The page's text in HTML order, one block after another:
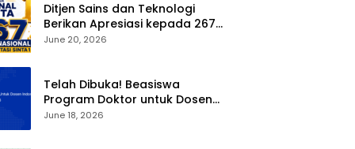
Ditjen Sains dan Teknologi
Berikan Apresiasi kepada 267
Jurnal Nasional Terakreditasi
June 20, 2026
Telah Dibuka! Beasiswa
Program Doktor untuk Dosen
Indonesia (BPDDI) 2026
June 18, 2026